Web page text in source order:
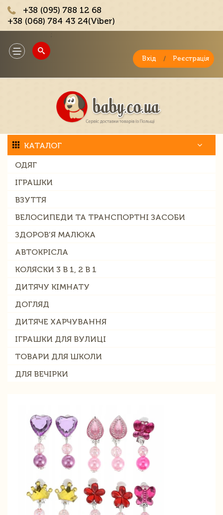
+38 (095) 788 12 68
+38 (068) 784 43 24(Viber)
Toggle
navigation
Вхід / Реєстрація
КАТАЛОГ
ОДЯГ
ІГРАШКИ
ВЗУТТЯ
ВЕЛОСИПЕДИ ТА ТРАНСПОРТНІ ЗАСОБИ
ЗДОРОВ'Я МАЛЮКА
АВТОКРІСЛА
КОЛЯСКИ 3 В 1, 2 В 1
ДИТЯЧУ КІМНАТУ
ДОГЛЯД
ДИТЯЧЕ ХАРЧУВАННЯ
ІГРАШКИ ДЛЯ ВУЛИЦІ
ТОВАРИ ДЛЯ ШКОЛИ
ДЛЯ ВЕЧІРКИ